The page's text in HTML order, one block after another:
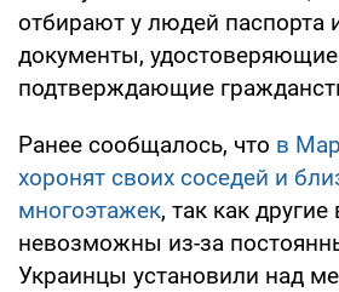
отбирают у людей паспорта
документы,
подтверждающие
Ранее сообщалось, что в
хоронят своих соседей и
многоэтажек, так как
невозможны из-за
Украинцы установили над